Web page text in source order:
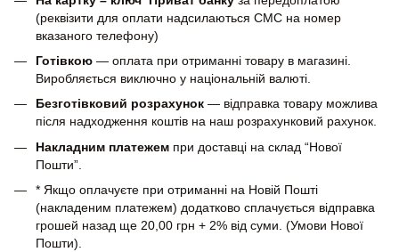
(реквізити для оплати надсилаються СМС на номер
вказаного телефону)
Готівкою — оплата при отриманні товару в магазині.
Виробляється виключно у національній валюті.
Безготівковий розрахунок — відправка товару можлива
після надходження коштів на наш розрахунковий рахунок.
Накладним платежем при доставці на склад “Нової
Пошти”.
* Якщо оплачуєте при отриманні на Новій Пошті
(накладеним платежем) додатково сплачується відправка
грошей назад ще 20,00 грн + 2% від суми. (Умови Нової
Пошти).